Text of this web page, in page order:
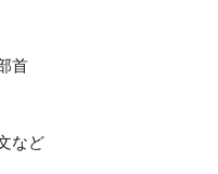
首
など